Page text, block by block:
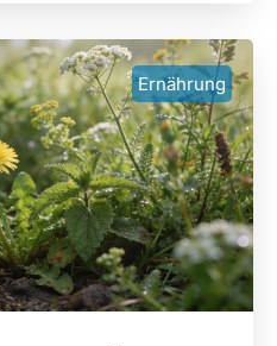
Ernährung